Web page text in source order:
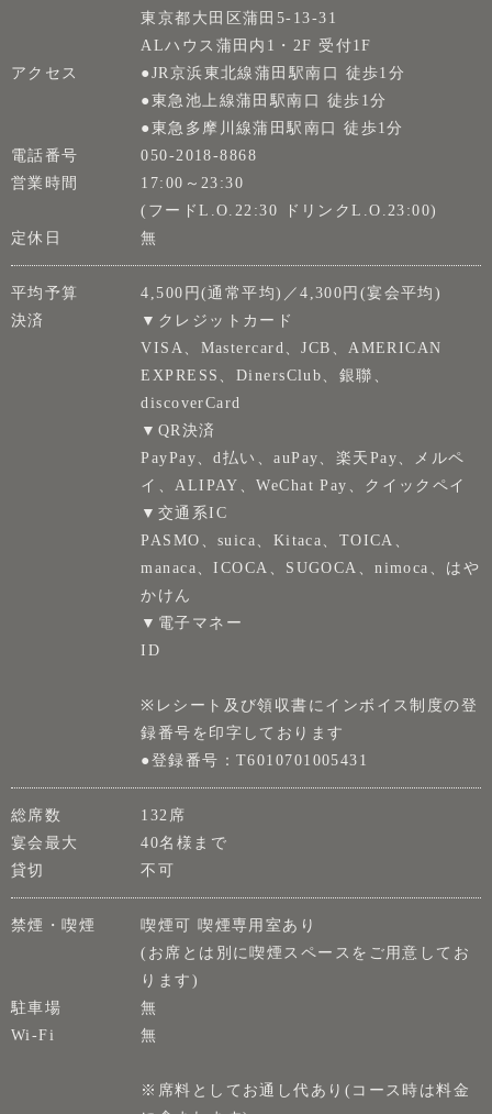
東京都大田区蒲田5-13-31
ALハウス蒲田内1・2F 受付1F
アクセス
●JR京浜東北線蒲田駅南口 徒歩1分
●東急池上線蒲田駅南口 徒歩1分
●東急多摩川線蒲田駅南口 徒歩1分
電話番号
050-2018-8868
営業時間
17:00～23:30
(フードL.O.22:30 ドリンクL.O.23:00)
定休日
無
平均予算
4,500円(通常平均)／4,300円(宴会平均)
決済
▼クレジットカード
VISA、Mastercard、JCB、AMERICAN
EXPRESS、DinersClub、銀聯、
discoverCard
▼QR決済
PayPay、d払い、auPay、楽天Pay、メルペ
イ、ALIPAY、WeChat Pay、クイックペイ
▼交通系IC
PASMO、suica、Kitaca、TOICA、
manaca、ICOCA、SUGOCA、nimoca、はや
かけん
▼電子マネー
ID
※レシート及び領収書にインボイス制度の登
録番号を印字しております
●登録番号：T6010701005431
総席数
132席
宴会最大
40名様まで
貸切
不可
禁煙・喫煙
喫煙可 喫煙専用室あり
(お席とは別に喫煙スペースをご用意してお
ります)
駐車場
無
Wi-Fi
無
※席料としてお通し代あり(コース時は料金